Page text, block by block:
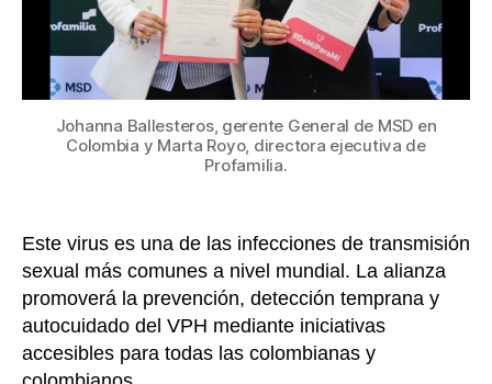
en
Johanna Ballesteros, gerente General de MSD en
Colombia y Marta Royo, directora ejecutiva de
Profamilia.
Este virus es una de las infecciones de transmisión
sexual más comunes a nivel mundial. La alianza
promoverá la prevención, detección temprana y
autocuidado del VPH mediante iniciativas
accesibles para todas las colombianas y